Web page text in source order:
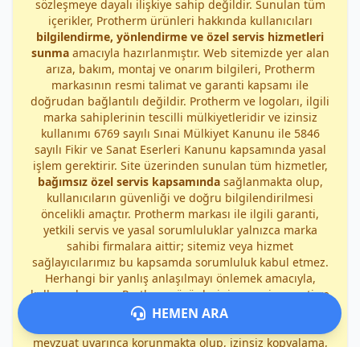
sözleşmeye dayalı ilişkiye sahip değildir. Sunulan tüm
içerikler, Protherm ürünleri hakkında kullanıcıları
bilgilendirme, yönlendirme ve özel servis hizmetleri
sunmaamacıyla hazırlanmıştır. Web sitemizde yer alan
arıza, bakım, montaj ve onarım bilgileri, Protherm
markasının resmi talimat ve garanti kapsamı ile
doğrudan bağlantılı değildir. Protherm ve logoları, ilgili
marka sahiplerinin tescilli mülkiyetleridir ve izinsiz
kullanımı 6769 sayılı Sınai Mülkiyet Kanunu ile 5846
sayılı Fikir ve Sanat Eserleri Kanunu kapsamında yasal
işlem gerektirir. Site üzerinden sunulan tüm hizmetler,
bağımsız özel servis kapsamındasağlanmakta olup,
kullanıcıların güvenliği ve doğru bilgilendirilmesi
öncelikli amaçtır. Protherm markası ile ilgili garanti,
yetkili servis ve yasal sorumluluklar yalnızca marka
sahibi firmalara aittir; sitemiz veya hizmet
sağlayıcılarımız bu kapsamda sorumluluk kabul etmez.
Herhangi bir yanlış anlaşılmayı önlemek amacıyla,
kullanıcılarımıza Protherm ürünlerinin resmi garanti ve
yetkili servis koşullarını marka yetkili kaynaklarından
kontrol etmeleri önerilir. Bu site ve içerikleri, ilgili yasal
mevzuat uyarınca korunmakta olup, izinsiz kopyalama,
HEMEN ARA